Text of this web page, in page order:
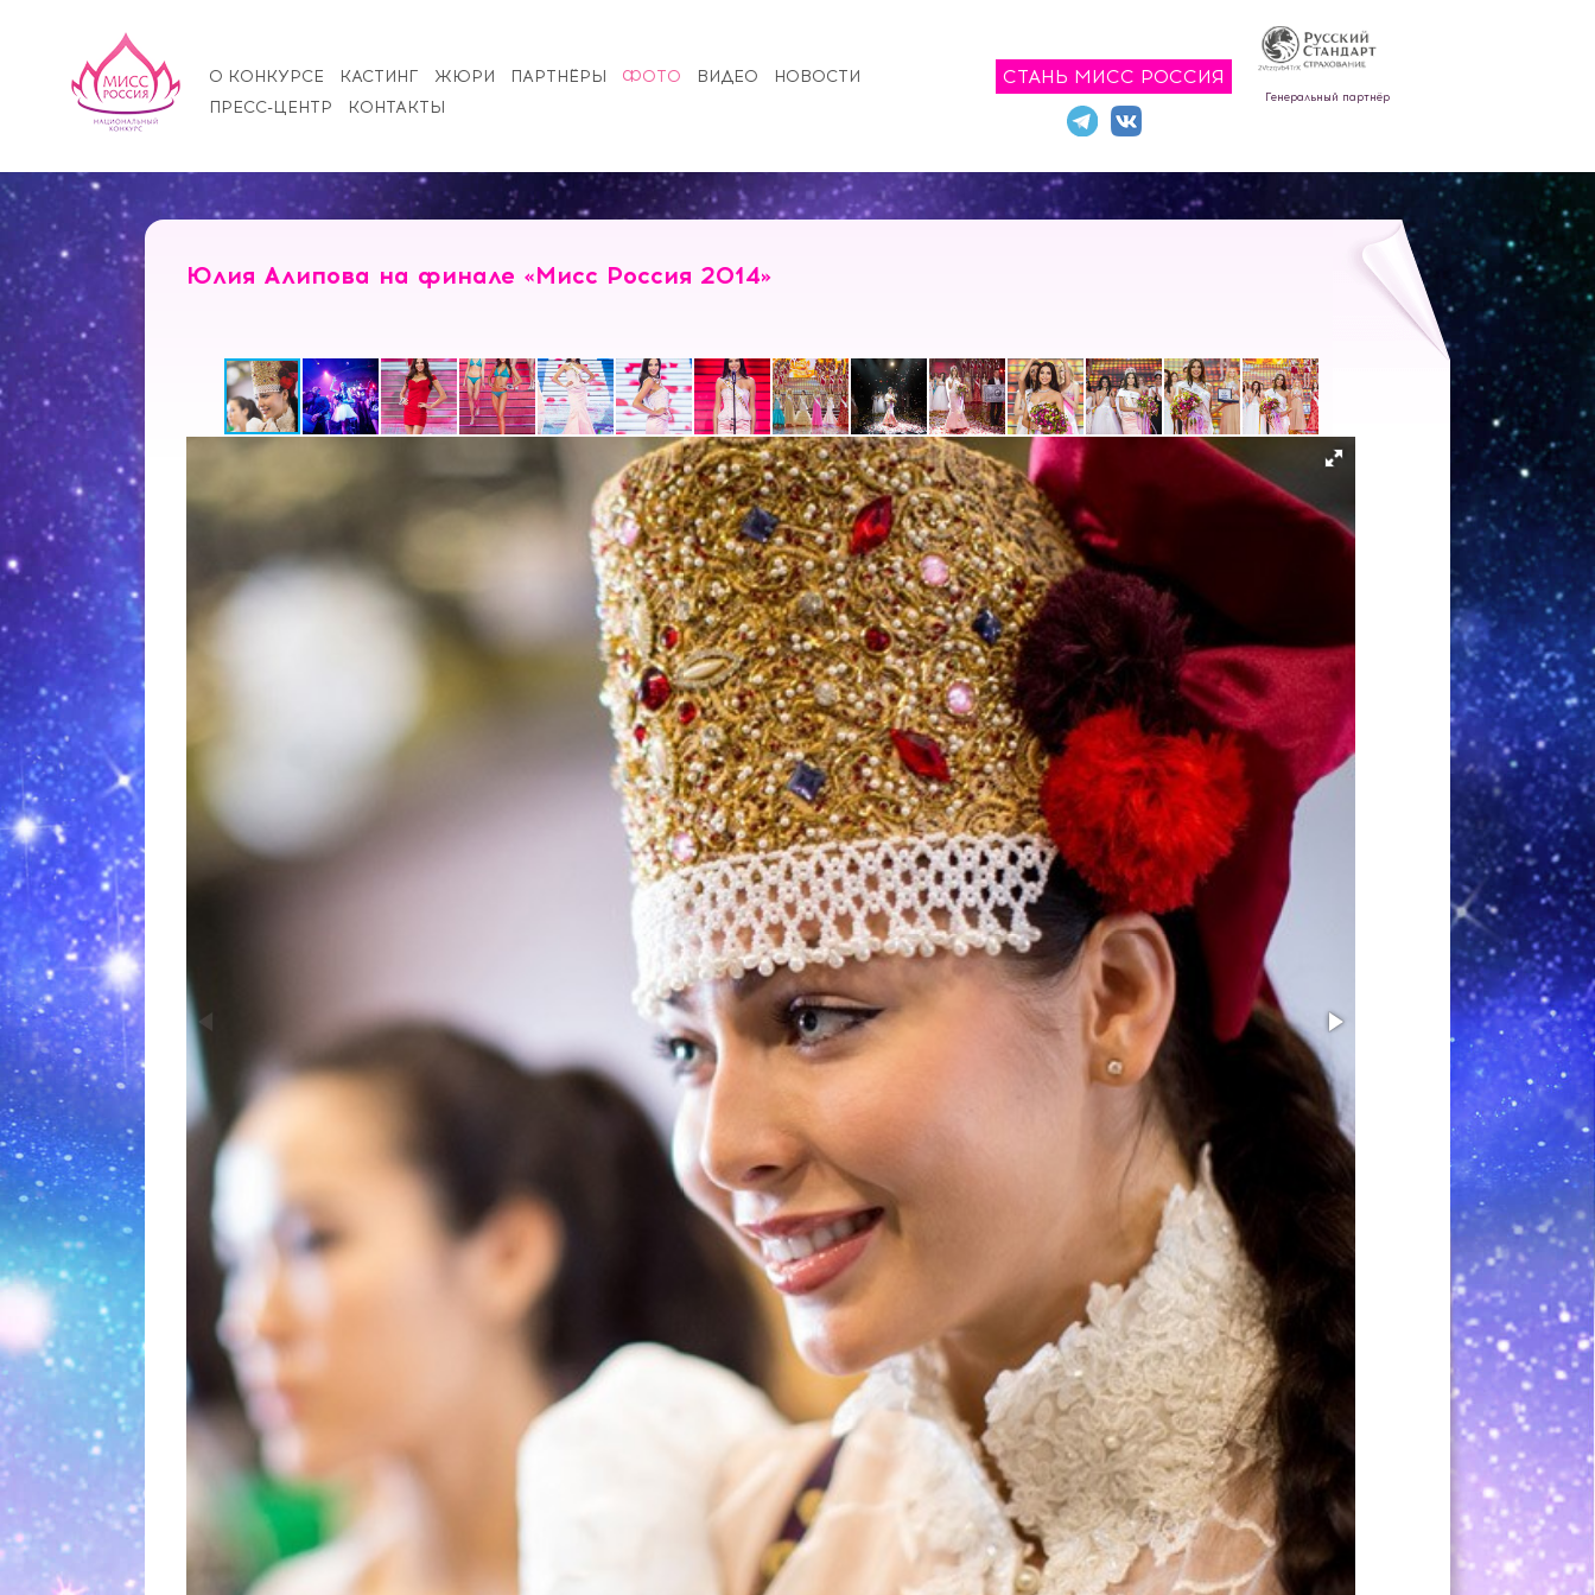
О КОНКУРСЕ КАСТИНГ ЖЮРИ ПАРТНЁРЫ ФОТО ВИДЕО
НОВОСТИ
ПРЕСС-ЦЕНТР
КОНТАКТЫ
СТАНЬ МИСС РОССИЯ
Генеральный партнёр
Юлия Алипова на финале «Мисс Россия 2014»